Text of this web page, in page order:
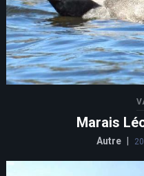
Marais
Autre